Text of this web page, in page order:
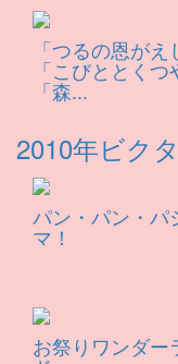
「つるの恩がえ
「こびととくつ
「森...
2010年ビク
パン・パン・パ
マ！
お祭りワンダー